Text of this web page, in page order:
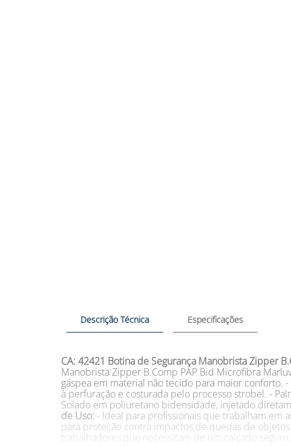
Descrição Técnica Especificações
CA: 42421 Botina de Segurança Manobrista Zipper
Manobrista Zipper B.Comp PAP Bid Microfibra
gáspea em material não tecido para maior conforto.
à perfuração e costurada pelo processo strobel. -
Solado em poliuretano bidensidade, injetado
de Uso: - Ideal para profissionais que trabalham em
para proteção contra impactos de quedas de
trabalhadores que necessitam de um calçado